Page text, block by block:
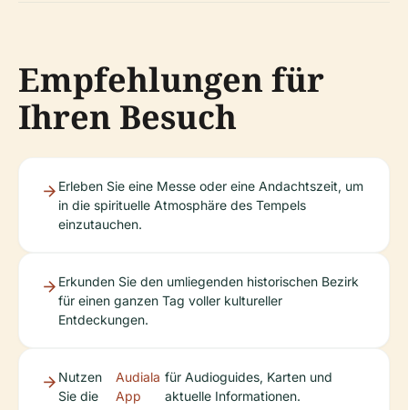
Empfehlungen für
Ihren Besuch
Erleben Sie eine Messe oder eine Andachtszeit, um
in die spirituelle Atmosphäre des Tempels
einzutauchen.
Erkunden Sie den umliegenden historischen Bezirk
für einen ganzen Tag voller kultureller
Entdeckungen.
Nutzen
Sie die
Audiala
App
für Audioguides, Karten und
aktuelle Informationen.